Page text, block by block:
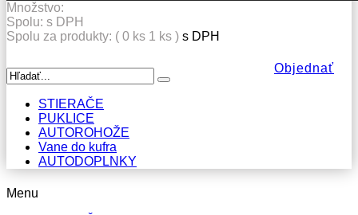
Množstvo:
Spolu: s DPH
Spolu za produkty: ( 0 ks 1 ks ) s DPH
Objednať
STIERAČE
PUKLICE
AUTOROHOŽE
Vane do kufra
AUTODOPLNKY
Menu